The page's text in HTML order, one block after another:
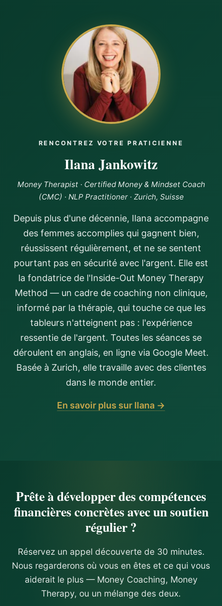
the confidence to raise my rates and a client not only
accepted the increase but gave me more work, helping
me hit my income goals for the next few months. The
shift in how I view myself, my worth, and money has
been profound. I'm starting to receive abundance again
and now I’m doing it from a place of alignment, setting
boundaries, and giving myself permission to receive. If
you're ready to break free from old money stories and
step into a life of abundance and self-empowerment, I
RENCONTREZ VOTRE PRATICIENNE
Ilana Jankowitz
Money Therapist · Certified Money & Mindset Coach
(CMC) · NLP Practitioner · Zurich, Suisse
Depuis plus d'une décennie, Ilana accompagne
des femmes accomplies qui gagnent bien,
réussissent régulièrement, et ne se sentent
pourtant pas en sécurité avec l'argent. Elle est
la fondatrice de l'Inside-Out Money Therapy
Method — un cadre de coaching non clinique,
informé par la thérapie, qui touche ce que les
tableurs n'atteignent pas : l'expérience
ressentie de l'argent. Toutes les séances se
déroulent en anglais, en ligne via Google Meet.
Basée à Zurich, elle travaille avec des clientes
dans le monde entier.
En savoir plus sur Ilana →
Prête à développer des compétences
financières concrètes avec un soutien
régulier ?
Réservez un appel découverte de 30 minutes.
Nous regarderons où vous en êtes et ce qui vous
aiderait le plus — Money Coaching, Money
Therapy, ou un mélange des deux.